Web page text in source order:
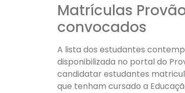
Matrículas
convocados
A lista dos estudantes
disponibilizada no portal do
candidatar estudantes
que tenham cursado a